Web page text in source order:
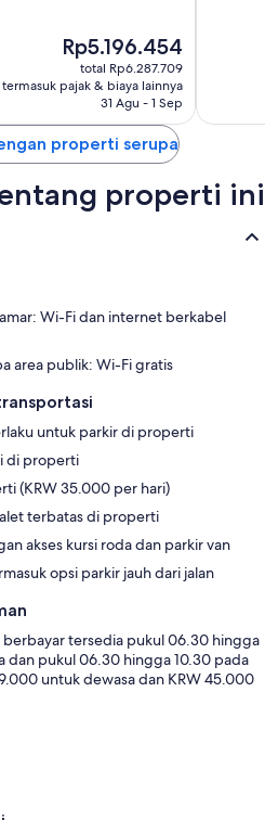
Harga
sekarang
Rp5.196.454
Rp5.196.454
total Rp6.287.709
termasuk pajak & biaya lainnya
31 Agu - 1 Sep
properti serupa
properti ini
Wi-Fi dan internet berkabel
area publik: Wi-Fi gratis
untuk parkir di properti
di properti
(KRW 35.000 per hari)
terbatas di properti
akses kursi roda dan parkir van
opsi parkir jauh dari jalan
berbayar tersedia pukul 06.30 hingga
dan pukul 06.30 hingga 10.30 pada
untuk dewasa dan KRW 45.000